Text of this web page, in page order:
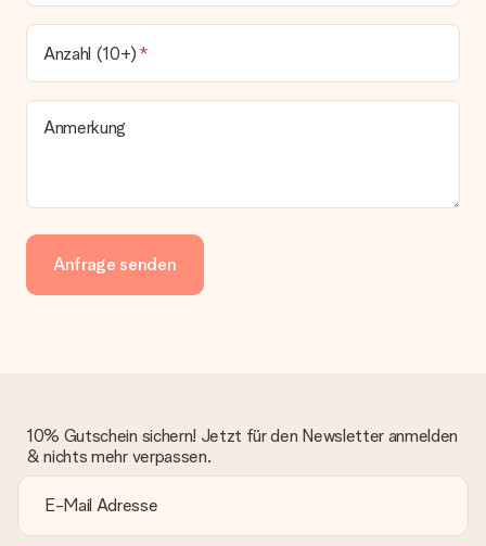
Anzahl (10+)
Anmerkung
Anfrage senden
10% Gutschein sichern! Jetzt für den Newsletter anmelden
& nichts mehr verpassen.